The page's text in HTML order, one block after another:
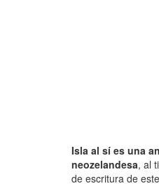
Isla al sí es una
neozelandesa, al
de escritura de